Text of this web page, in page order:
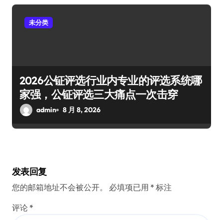
未分类
2026公钲评选行业内专业的评选系统哪
家强，公钲评选三大痛点一次击穿
admin 8 月 8, 2026
发表回复
您的邮箱地址不会被公开。 必填项已用 * 标注
评论 *